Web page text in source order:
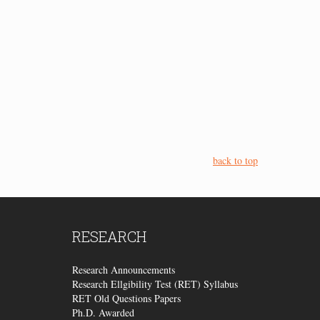
back to top
RESEARCH
Research Announcements
Research Ellgibility Test (RET) Syllabus
RET Old Questions Papers
Ph.D. Awarded